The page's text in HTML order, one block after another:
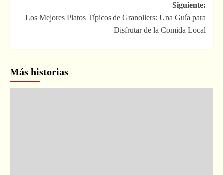
Siguiente:
Los Mejores Platos Típicos de Granollers: Una Guía para
Disfrutar de la Comida Local
Más historias